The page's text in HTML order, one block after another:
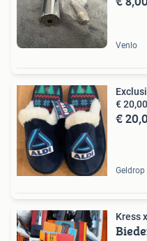
Venlo
€
€
Geldrop
Kress